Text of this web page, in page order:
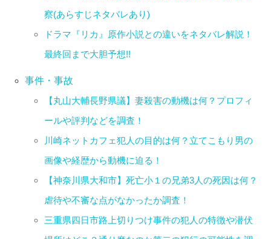
察(あらすじネタバレあり)
ドラマ『リカ』原作小説との違いをネタバレ解説！
最終回まで大胆予想!!
事件・事故
【丸山大輔長野県議】妻殺害の動機は何？プロフィ
ールや評判などを調査！
川崎ネットカフェ犯人の目的は何？立てこもり男の
画像や経歴から動機に迫る！
【神奈川県大和市】死亡小１の兄弟3人の死因は何？
虐待や不審な点がなかったか調査！
三重県四日市路上切りつけ事件の犯人の特徴や潜伏